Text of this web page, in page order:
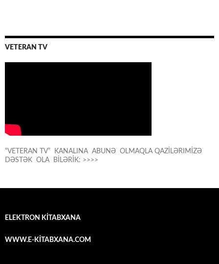
VETERAN TV
“VETERAN TV” KANALINA ABUNƏ OLMAQLA QAZİLƏRIMİZƏ
DƏSTƏK OLA BİLƏRİK: >>>>
ELEKTRON KİTABXANA
WWW.E-KİTABXANA.COM